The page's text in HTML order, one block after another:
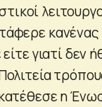
κανένας
γιατί
η